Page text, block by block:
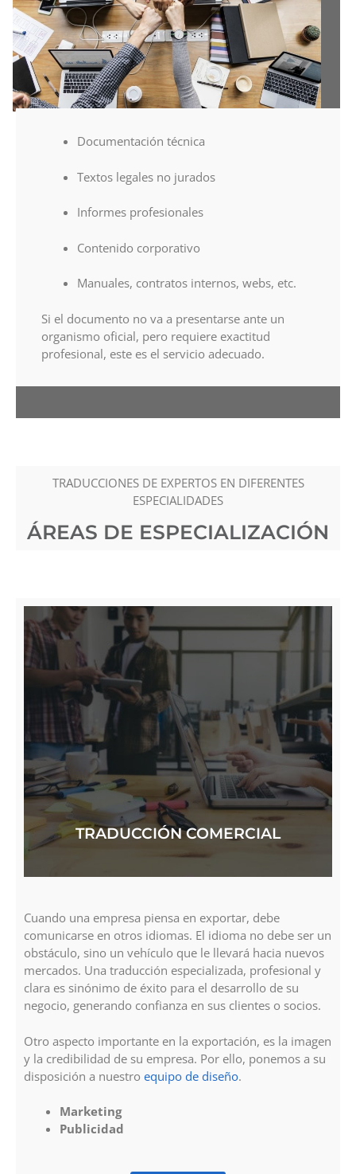
Documentación técnica
Textos legales no jurados
Informes profesionales
Contenido corporativo
Manuales, contratos internos, webs, etc.
Si el documento no va a presentarse ante un
organismo oficial, pero requiere exactitud
profesional, este es el servicio adecuado.
TRADUCCIONES DE EXPERTOS EN DIFERENTES
ESPECIALIDADES
ÁREAS DE ESPECIALIZACIÓN
TRADUCCIÓN COMERCIAL
Cuando una empresa piensa en exportar, debe
comunicarse en otros idiomas. El idioma no debe ser un
obstáculo, sino un vehículo que le llevará hacia nuevos
mercados. Una traducción especializada, profesional y
clara es sinónimo de éxito para el desarrollo de su
negocio, generando confianza en sus clientes o socios.
Otro aspecto importante en la exportación, es la imagen
y la credibilidad de su empresa. Por ello, ponemos a su
disposición a nuestro equipo de diseño.
Marketing
Publicidad